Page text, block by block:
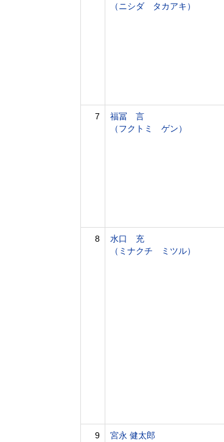
（ニシダ タカアキ）
7
福冨 言
（フクトミ ゲン）
8
水口 充
（ミナクチ ミツル）
9
宮永 健太郎